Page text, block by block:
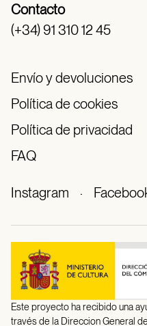
Contacto
(+34) 91 310 12 45
Envío y devoluciones
Política de cookies
Política de privacidad
FAQ
Instagram ·
Este proyecto ha recibido una
través de la Direccion General